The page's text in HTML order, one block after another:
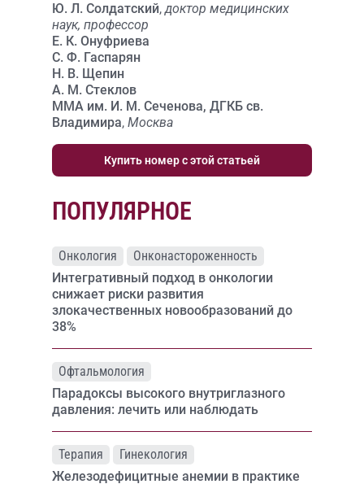
Ю. Л. Солдатский,доктор медицинских
наук, профессор
Е. К. Онуфриева
С. Ф. Гаспарян
Н. В. Щепин
А. М. Стеклов
ММА им. И. М. Сеченова, ДГКБ св.
Владимира, Москва
Купить номер с этой статьей
ПОПУЛЯРНОЕ
Онкология
Онконастороженность
Интегративный подход в онкологии
снижает риски развития
злокачественных новообразований до
38%
Офтальмология
Парадоксы высокого внутриглазного
давления: лечить или наблюдать
Терапия
Гинекология
Железодефицитные анемии в практике